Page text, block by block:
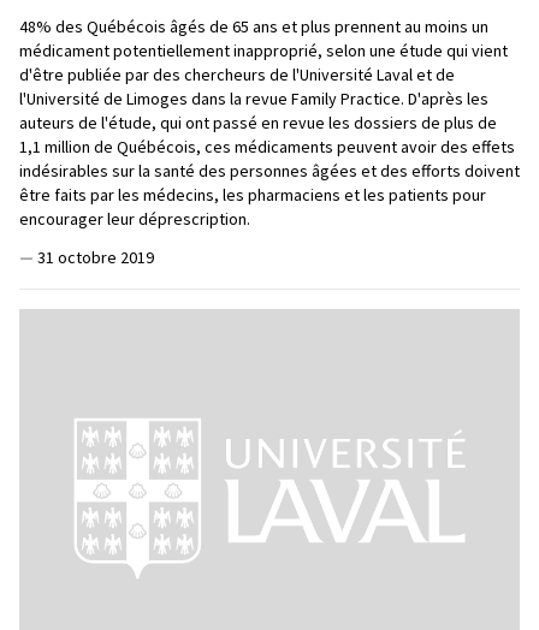
48% des Québécois âgés de 65 ans et plus prennent au moins un
médicament potentiellement inapproprié, selon une étude qui vient
d'être publiée par des chercheurs de l'Université Laval et de
l'Université de Limoges dans la revue Family Practice. D'après les
auteurs de l'étude, qui ont passé en revue les dossiers de plus de
1,1 million de Québécois, ces médicaments peuvent avoir des effets
indésirables sur la santé des personnes âgées et des efforts doivent
être faits par les médecins, les pharmaciens et les patients pour
encourager leur déprescription.
— 31 octobre 2019